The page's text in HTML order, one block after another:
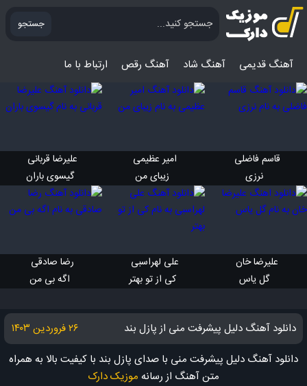
جستجو
آهنگ قدیمی آهنگ‌ شاد آهنگ رقص ارتباط با ما
قاسم فاضلی
نرزی
امیر عظیمی
زیبای من
علیرضا قربانی
گیسوی باران
علیرضا خان
گل یاس
علی لهراسبی
کی از تو بهتر
رضا صادقی
اگه بی من
دانلود آهنگ دلیل پیشرفت منی از پازل بند
۲۶ فروردین ۱۴۰۳
دانلود آهنگ دلیل پیشرفت منی با صدای پازل بند با کیفیت بالا به همراه
متن آهنگ از رسانه موزیک دارک